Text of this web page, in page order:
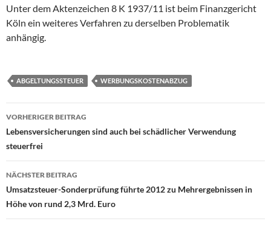
Unter dem Aktenzeichen 8 K 1937/11 ist beim Finanzgericht
Köln ein weiteres Verfahren zu derselben Problematik
anhängig.
ABGELTUNGSSTEUER WERBUNGSKOSTENABZUG
Beitragsnavigation
VORHERIGER BEITRAG
Lebensversicherungen sind auch bei schädlicher Verwendung
steuerfrei
NÄCHSTER BEITRAG
Umsatzsteuer-Sonderprüfung führte 2012 zu Mehrergebnissen in
Höhe von rund 2,3 Mrd. Euro